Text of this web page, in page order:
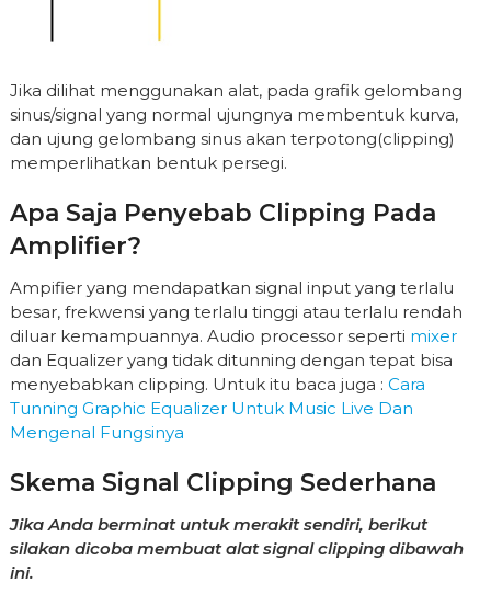
Jika dilihat menggunakan alat, pada grafik gelombang
sinus/signal yang normal ujungnya membentuk kurva,
dan ujung gelombang sinus akan terpotong(clipping)
memperlihatkan bentuk persegi.
Apa Saja Penyebab Clipping Pada
Amplifier?
Ampifier yang mendapatkan signal input yang terlalu
besar, frekwensi yang terlalu tinggi atau terlalu rendah
diluar kemampuannya. Audio processor seperti mixer
dan Equalizer yang tidak ditunning dengan tepat bisa
menyebabkan clipping. Untuk itu baca juga : Cara
Tunning Graphic Equalizer Untuk Music Live Dan
Mengenal Fungsinya
Skema Signal Clipping Sederhana
Jika Anda berminat untuk merakit sendiri, berikut
silakan dicoba membuat alat signal clipping dibawah
ini.